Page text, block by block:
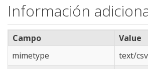
Información
Campo
Value
mimetype
text/csv